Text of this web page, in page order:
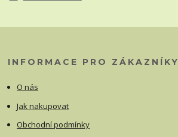
INFORMACE PRO ZÁKAZNÍKY
O nás
Jak nakupovat
Obchodní podmínky